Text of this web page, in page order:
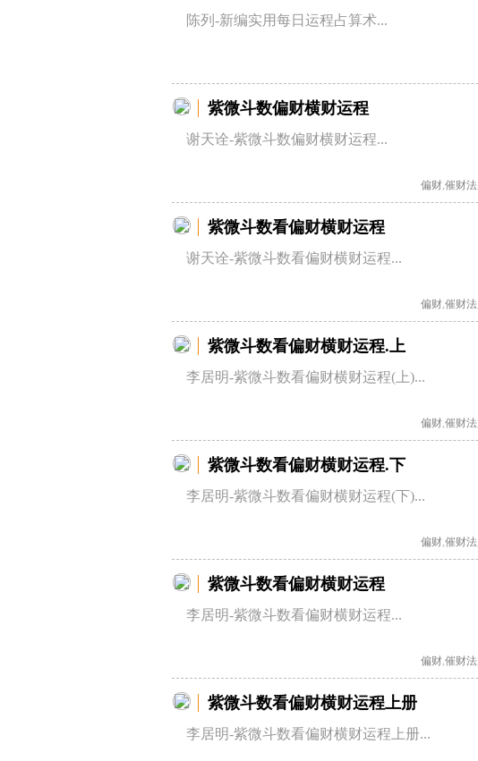
陈列-新编实用每日运程占算术...
紫微斗数偏财横财运程
谢天诠-紫微斗数偏财横财运程...
偏财 催财法
紫微斗数看偏财横财运程
谢天诠-紫微斗数看偏财横财运程...
偏财 催财法
紫微斗数看偏财横财运程.上
李居明-紫微斗数看偏财横财运程(上)...
偏财 催财法
紫微斗数看偏财横财运程.下
李居明-紫微斗数看偏财横财运程(下)...
偏财 催财法
紫微斗数看偏财横财运程
李居明-紫微斗数看偏财横财运程...
偏财 催财法
紫微斗数看偏财横财运程上册
李居明-紫微斗数看偏财横财运程上册...